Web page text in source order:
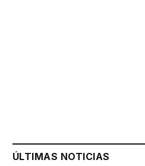
ÚLTIMAS NOTICIAS